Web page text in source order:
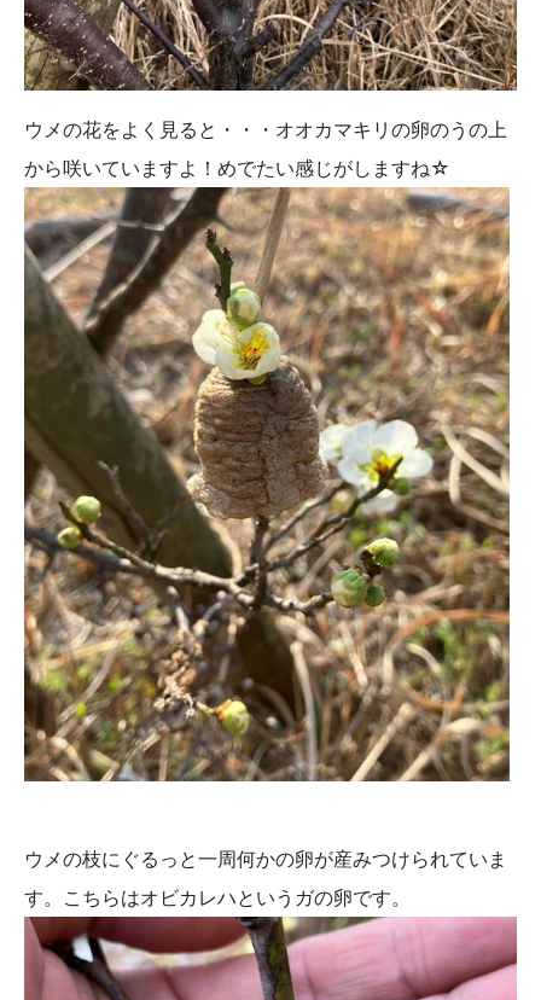
ウメの花をよく見ると・・・オオカマキリの卵のうの上
から咲いていますよ！めでたい感じがしますね☆
ウメの枝にぐるっと一周何かの卵が産みつけられていま
す。こちらはオビカレハというガの卵です。